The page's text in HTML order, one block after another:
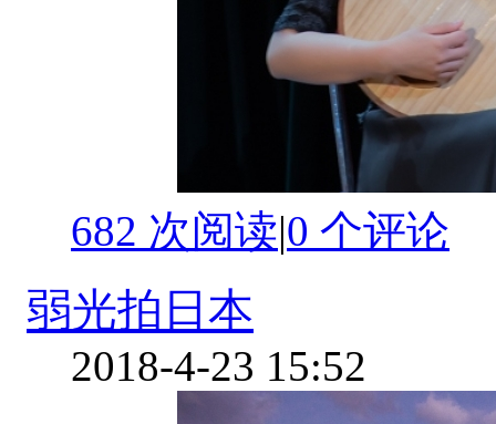
682 次阅读|0 个评论
弱光拍日本
2018-4-23 15:52